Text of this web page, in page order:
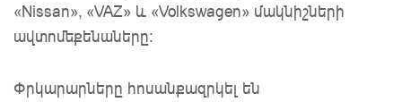
«Nissan», «VAZ» և «Volkswagen» մակնիշների
ավտոմեքենաները։
Փրկարարները հոսանքազրկել են